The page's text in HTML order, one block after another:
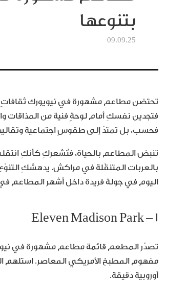
بتنوعها
09.09.25
تحتضن مطاعم مشهورة في نيويورك ثقافاتٍ
فتجدين نفسكِ أمام لوحةٍ فنية من المذاقات
فحسب، بل تمتدّ إلى طقوسٍ اجتماعية
تنبض المطاعم بالحياة، فتُشعركِ كأنكِ
بالعربات المتنقّلة في مراكش. يدهشكِ
اليوم في جولة فريدة داخل أشهر المطاعم
١ – Eleven Madison Park
تصدّر المطعم قائمة مطاعم مشهورة في
مفهوم المطبخ الأمريكي المعاصر. استلهم
أوروبية دقيقة.